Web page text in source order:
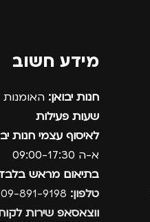
מידע חשוב
חנות יבואן: האומנות 12, נתניה.
שעות פעילות
לאיסוף עצמי חנות
א-ה 09:00-17:30
בתיאום מראש
טלפון:
ווצאסאפ שירות